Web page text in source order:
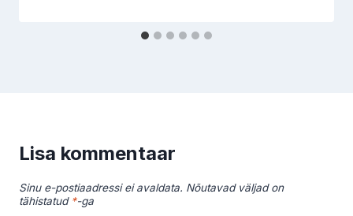
Lisa kommentaar
Sinu e-postiaadressi ei avaldata. Nõutavad väljad on
tähistatud *-ga